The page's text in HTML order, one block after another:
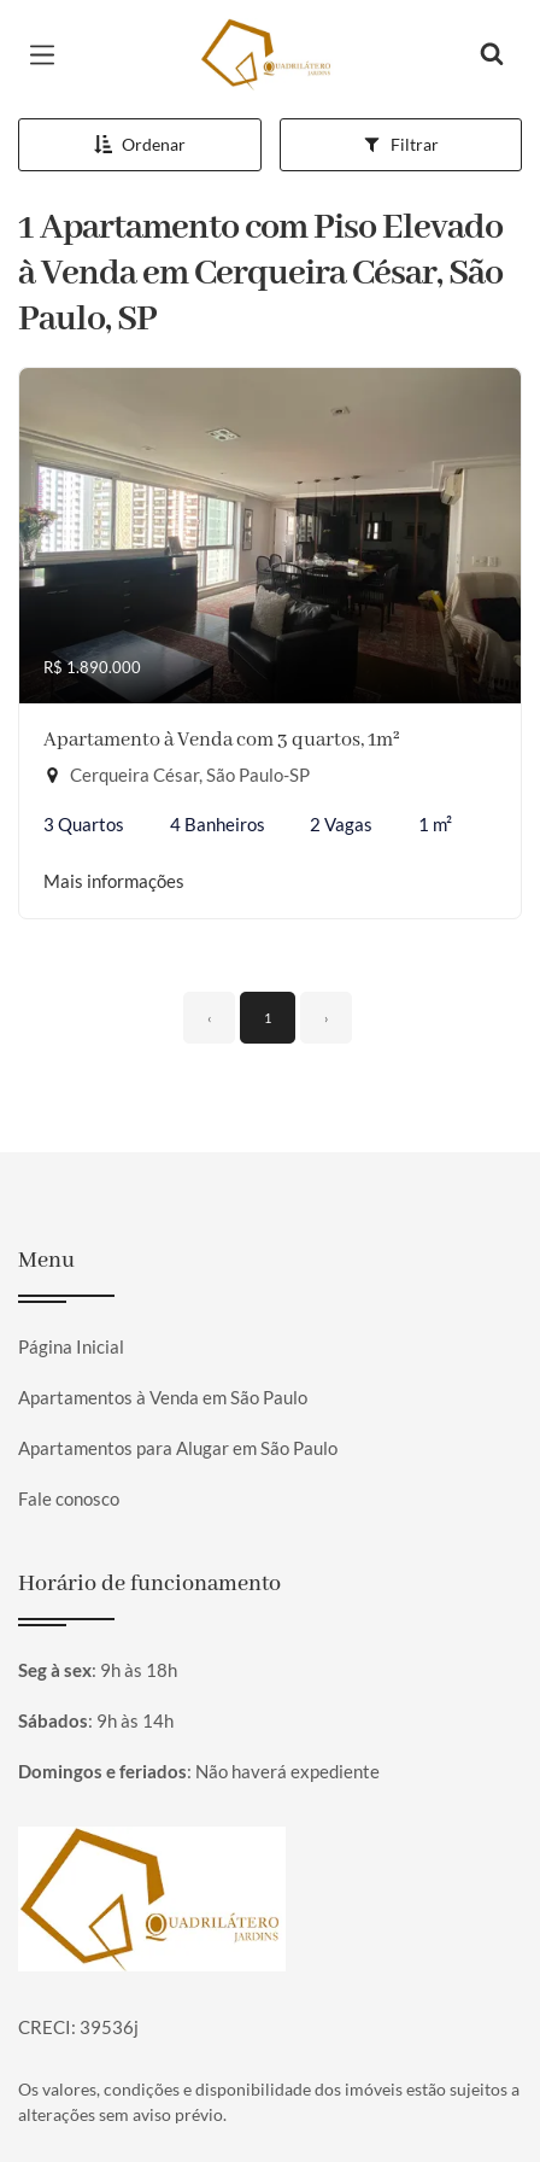
Página inicial
Ordenar Filtrar
1 Apartamento com Piso Elevado
à Venda em Cerqueira César, São
Paulo, SP
R$ 1.890.000
Apartamento à Venda com 3 quartos, 1m²
Cerqueira César, São Paulo-SP
3 Quartos 4 Banheiros 2 Vagas 1 m²
Mais informações
‹ 1 ›
Menu
Página Inicial
Apartamentos à Venda em São Paulo
Apartamentos para Alugar em São Paulo
Fale conosco
Horário de funcionamento
Seg à sex: 9h às 18h
Sábados: 9h às 14h
Domingos e feriados: Não haverá expediente
Página inicial
CRECI: 39536j
Os valores, condições e disponibilidade dos imóveis estão sujeitos a
alterações sem aviso prévio.